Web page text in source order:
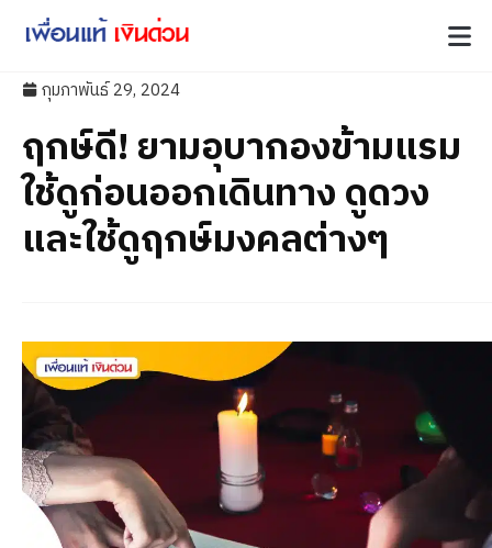
กุมภาพันธ์ 29, 2024
ฤกษ์ดี! ยามอุบากองข้ามแรม
ใช้ดูก่อนออกเดินทาง ดูดวง
และใช้ดูฤกษ์มงคลต่างๆ